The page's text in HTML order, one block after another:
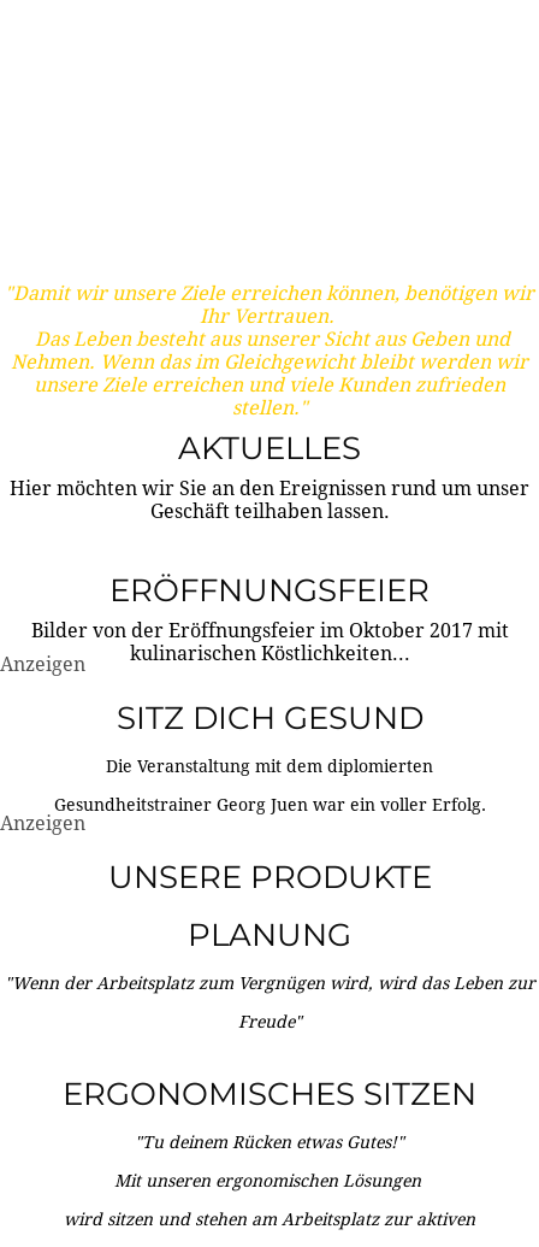
"Damit wir unsere Ziele erreichen können, benötigen wir
Ihr Vertrauen.
Das Leben besteht aus unserer Sicht aus Geben und
Nehmen. Wenn das im Gleichgewicht bleibt werden wir
unsere Ziele erreichen und viele Kunden zufrieden
stellen."
AKTUELLES
Hier möchten wir Sie an den Ereignissen rund um unser
Geschäft teilhaben lassen.
ERÖFFNUNGSFEIER
Bilder von der Eröffnungsfeier im Oktober 2017 mit
kulinarischen Köstlichkeiten...
Anzeigen
SITZ DICH GESUND
Die Veranstaltung mit dem diplomierten
Gesundheitstrainer Georg Juen war ein voller Erfolg.
Anzeigen
UNSERE PRODUKTE
PLANUNG
"Wenn der Arbeitsplatz zum Vergnügen wird, wird das Leben zur
Freude"
ERGONOMISCHES SITZEN
"Tu deinem Rücken etwas Gutes!"
Mit unseren ergonomischen Lösungen
wird sitzen und stehen am Arbeitsplatz zur aktiven